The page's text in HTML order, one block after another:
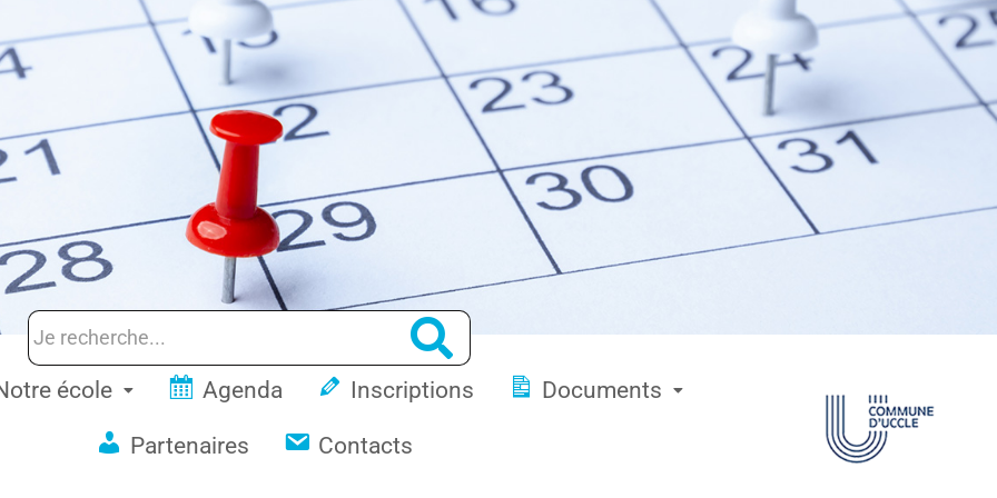
école Agenda Inscriptions Documents
Partenaires Contacts